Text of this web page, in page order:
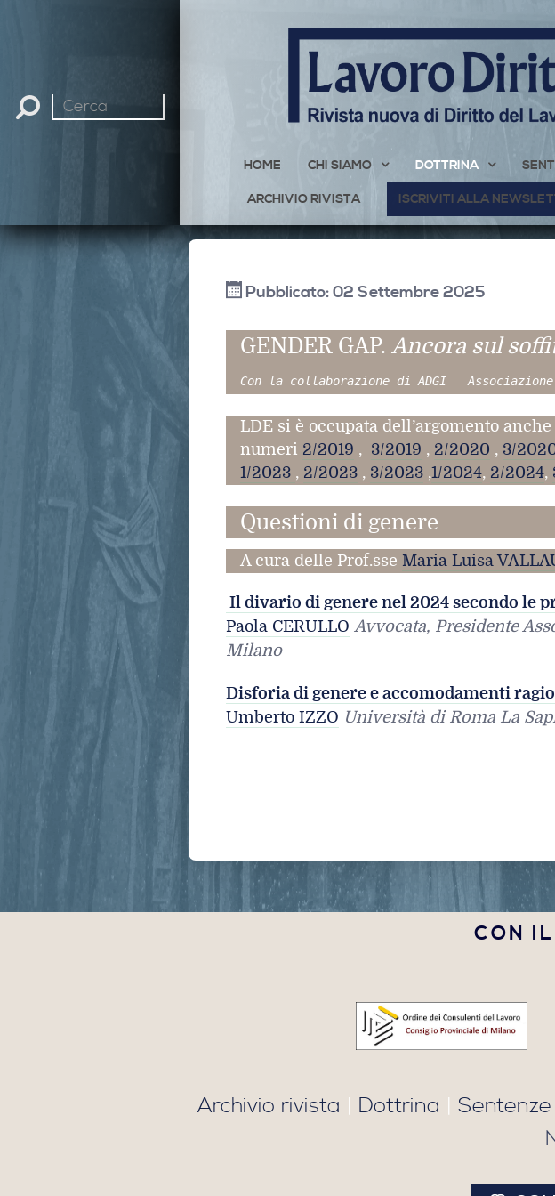
Cerca
nel
HOME CHI SIAMO DOTTRINA
ARCHIVIO RIVISTA ISCRIVITI ALLA
Pubblicato: 02 Settembre 2025
GENDER GAP. Ancora sul
Con la collaborazione di ADGI
LDE si è occupata dell’argomento
numeri 2/2019 , 3/2019 , 2/2020 , 3/
1/2023 , 2/2023, 3/2023,1/2024, 2/2024,
Questioni di genere
A cura delle Prof.sse Maria Luisa
Il divario di genere nel 2024 secondo le
Paola CERULLO Avvocata, Presidente
Milano
Disforia di genere e accomodamenti
Umberto IZZO Università di Roma La
CON
Archivio rivista | Dottrina | Sentenze